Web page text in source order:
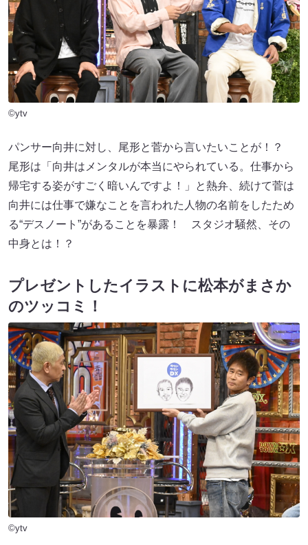
©ytv
パンサー向井に対し、尾形と菅から言いたいことが！？
尾形は「向井はメンタルが本当にやられている。仕事から
帰宅する姿がすごく暗いんですよ！」と熱弁、続けて菅は
向井には仕事で嫌なことを言われた人物の名前をしたため
る“デスノート”があることを暴露！ スタジオ騒然、その
中身とは！？
プレゼントしたイラストに松本がまさか
のツッコミ！
©ytv